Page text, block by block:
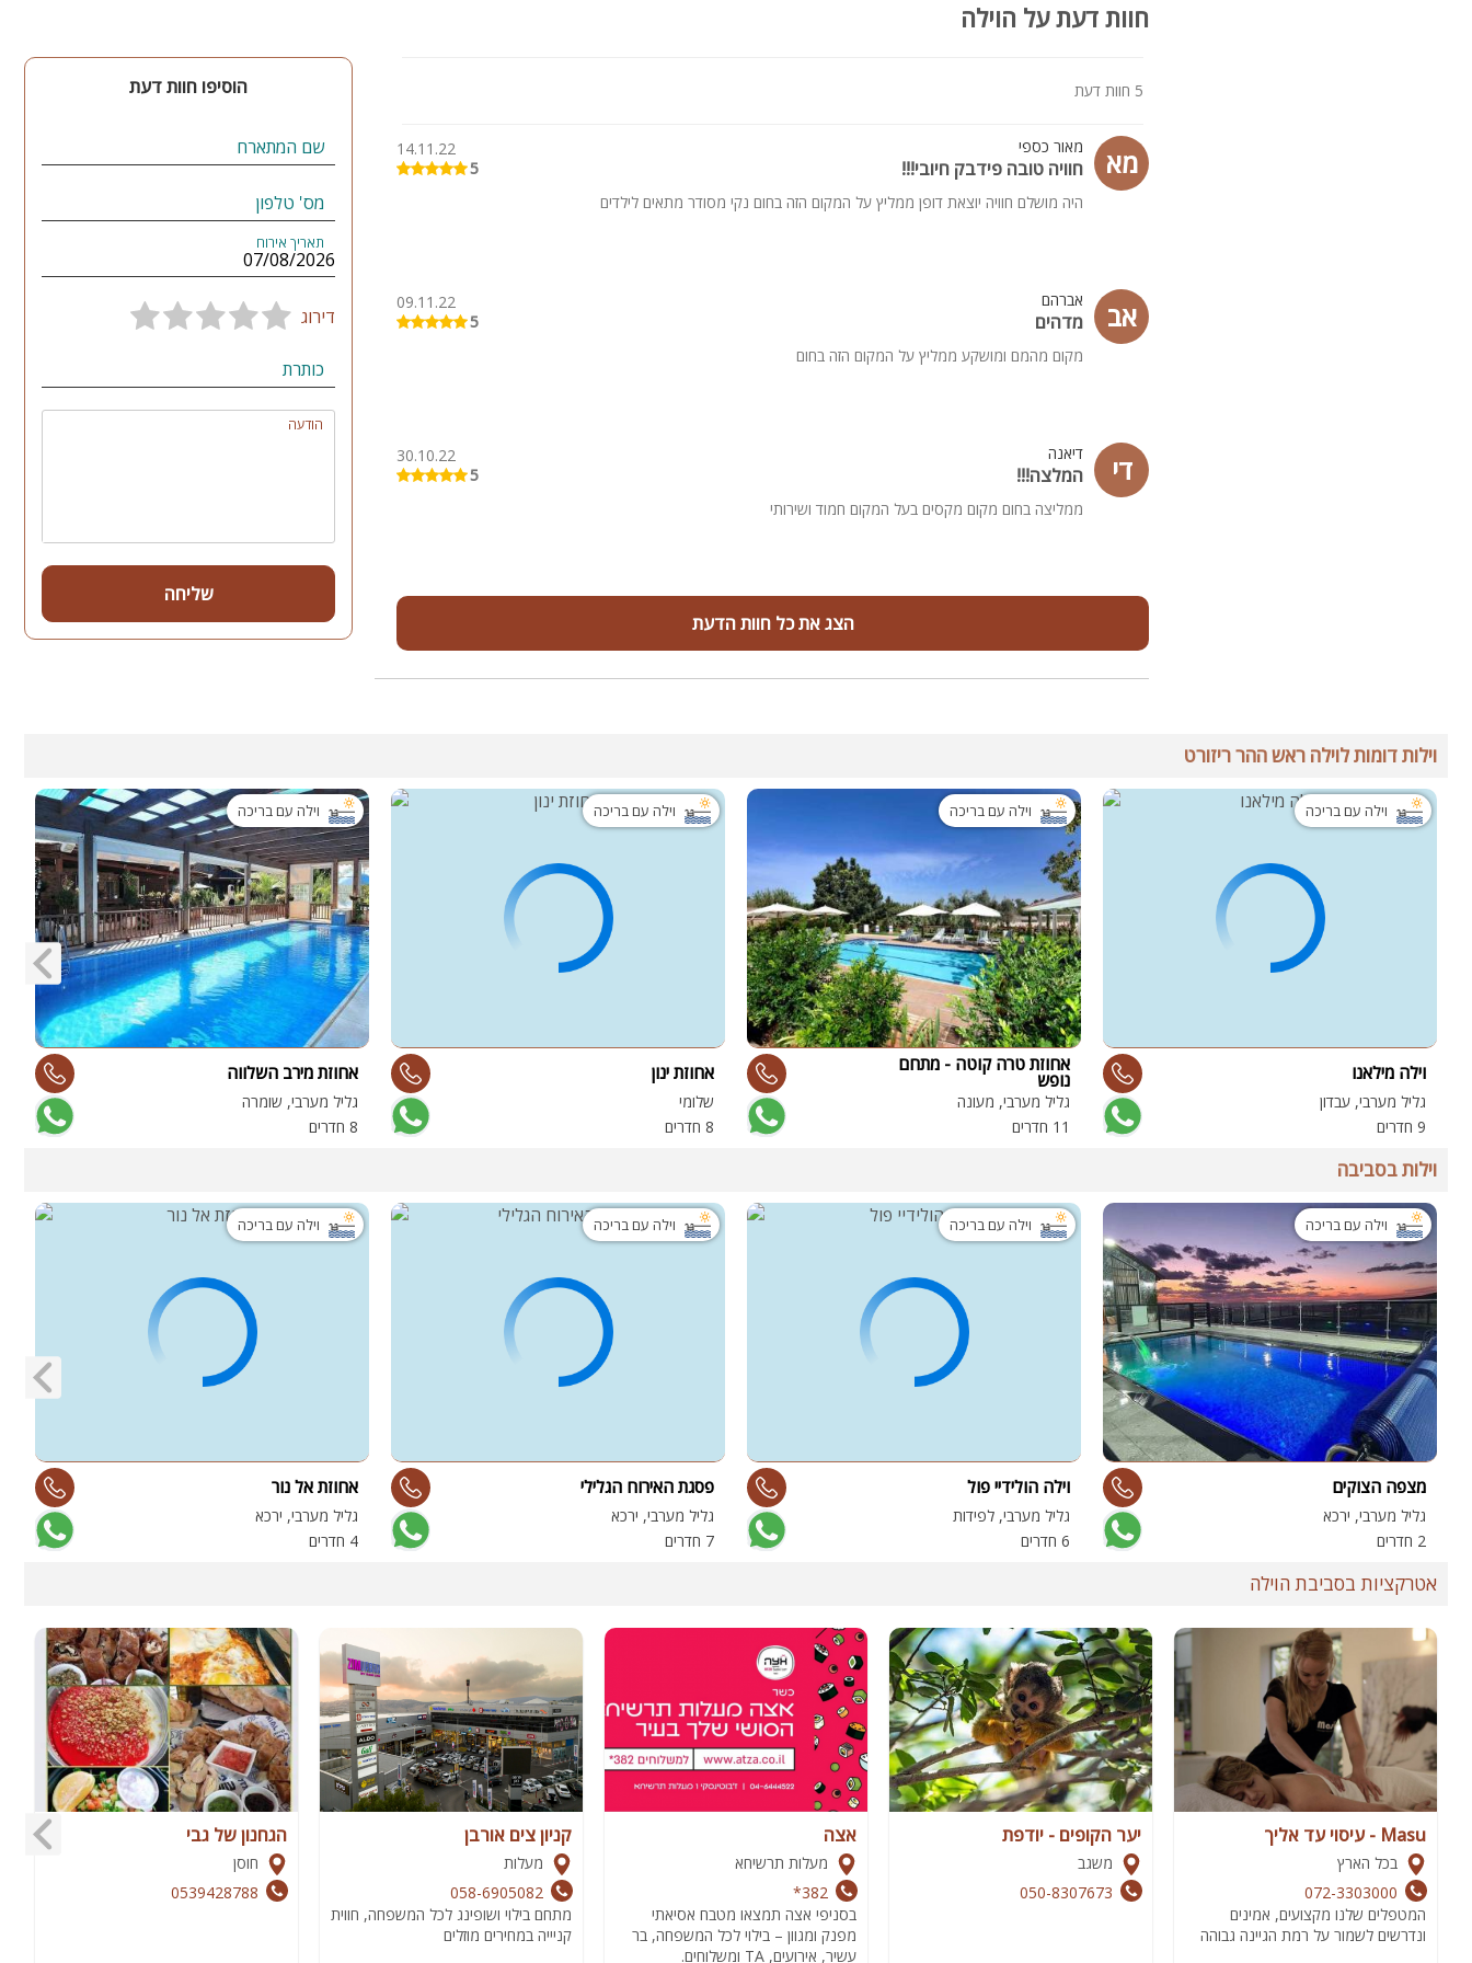
חוות דעת על הוילה
5 חוות דעת
מא מאור כספי
חוויה טובה פידבק חיובי!!!
14.11.22
5
היה מושלם חוויה יוצאת דופן ממליץ על המקום הזה בחום נקי מסודר מתאים לילדים
אב אברהם
מדהים
09.11.22
5
מקום מהמם ומושקע ממליץ על המקום הזה בחום
די דיאנה
המלצה!!!
30.10.22
5
ממליצה בחום מקום מקסים בעל המקום חמוד ושירותי
הצג את כל חוות הדעת
הוסיפו חוות דעת
שם המתארח
מס' טלפון
תאריך אירוח
דירוג
כותרת
הודעה
שליחה
וילות דומות לוילה ראש ההר ריזורט
וילה עם בריכה
וילה מילאנו
גליל מערבי, עבדון
9 חדרים
וילה עם בריכה
אחוזת טרה קוטה - מתחם
נופש
גליל מערבי, מעונה
11 חדרים
וילה עם בריכה
אחוזת ינון
שלומי
8 חדרים
וילה עם בריכה
אחוזת מירב השלווה
גליל מערבי, שומרה
8 חדרים
וילות בסביבה
וילה עם בריכה
מצפה הצוקים
גליל מערבי, ירכא
2 חדרים
וילה עם בריכה
וילה הולידיי פול
גליל מערבי, לפידות
6 חדרים
וילה עם בריכה
פסגת האירוח הגלילי
גליל מערבי, ירכא
7 חדרים
וילה עם בריכה
אחוזת אל נור
גליל מערבי, ירכא
4 חדרים
אטרקציות בסביבת הוילה
Masu - עיסוי עד אליך
בכל הארץ
072-3303000
המטפלים שלנו מקצועים, אמינים
ונדרשים לשמור על רמת הגיינה גבוהה
יער הקופים - יודפת
משגב
050-8307673
אצה
מעלות תרשיחא
382*
בסניפי אצה תמצאו מטבח אסיאתי
מפנק ומגוון – בילוי לכל המשפחה, בר
עשיר, אירועים, TA ומשלוחים.
קניון צים אורבן
מעלות
058-6905082
מתחם בילוי ושופינג לכל המשפחה, חווית
קניייה במחירים מוזלים
הגחנון של גבי
חוסן
0539428788